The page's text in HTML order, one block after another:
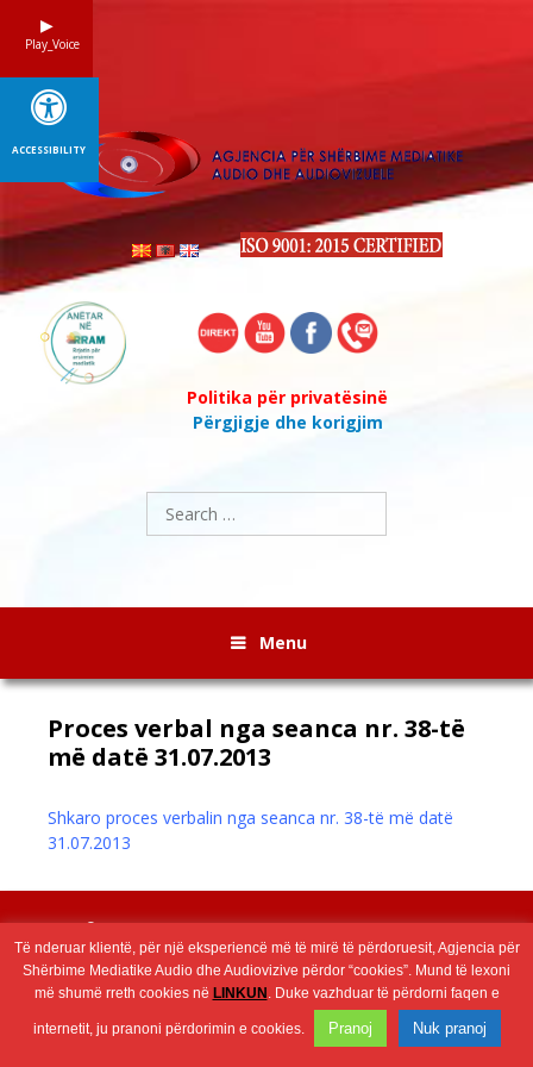
Politika për privatësinë
Përgjigje dhe korigjim
Search
for:
Menu
Proces verbal nga seanca nr. 38-të
më datë 31.07.2013
Shkaro proces verbalin nga seanca nr. 38-të më datë
31.07.2013
provides
unique
content
and
resources
2026 © Агенција за аудио и аудиовизуелни медиумски услуги
Të nderuar klientë, për një eksperiencë më të mirë të përdoruesit, Agjencia për
Shërbime Mediatike Audio dhe Audiovizive përdor “cookies”. Mund të lexoni
më shumë rreth cookies në LINKUN . Duke vazhduar të përdorni faqen e
internetit, ju pranoni përdorimin e cookies. Pranoj Nuk pranoj
Play_Voice
ACCESSIBILITY